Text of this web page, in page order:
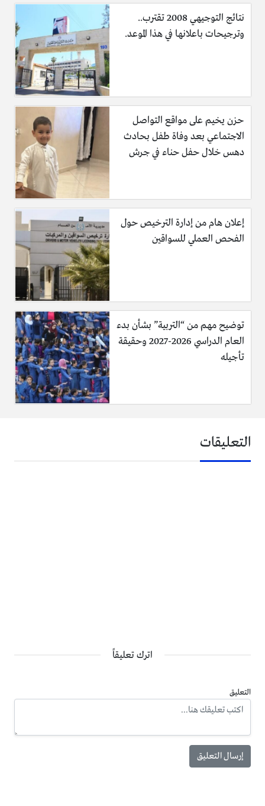
نتائج التوجيهي 2008 تقترب..
وترجيحات باعلانها في هذا الموعد.
حزن يخيم على مواقع التواصل
الاجتماعي بعد وفاة طفل بحادث
دهس خلال حفل حناء في جرش
إعلان هام من إدارة الترخيص حول
الفحص العملي للسواقين
توضيح مهم من “التربية” بشأن بدء
العام الدراسي 2026-2027 وحقيقة
تأجيله
التعليقات
اترك تعليقاً
التعليق